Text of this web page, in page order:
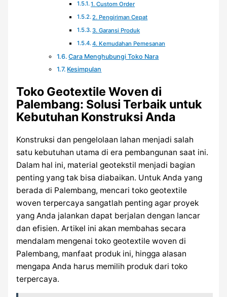
1. Custom Order
2. Pengiriman Cepat
3. Garansi Produk
4. Kemudahan Pemesanan
Cara Menghubungi Toko Nara
Kesimpulan
Toko Geotextile Woven di
Palembang: Solusi Terbaik untuk
Kebutuhan Konstruksi Anda
Konstruksi dan pengelolaan lahan menjadi salah
satu kebutuhan utama di era pembangunan saat ini.
Dalam hal ini, material geotekstil menjadi bagian
penting yang tak bisa diabaikan. Untuk Anda yang
berada di Palembang, mencari toko geotextile
woven terpercaya sangatlah penting agar proyek
yang Anda jalankan dapat berjalan dengan lancar
dan efisien. Artikel ini akan membahas secara
mendalam mengenai toko geotextile woven di
Palembang, manfaat produk ini, hingga alasan
mengapa Anda harus memilih produk dari toko
terpercaya.